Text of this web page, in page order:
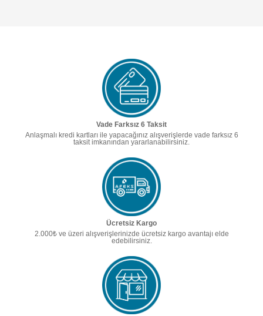
Vade Farksız 6 Taksit
Anlaşmalı kredi kartları ile yapacağınız alışverişlerde vade farksız 6
taksit imkanından yararlanabilirsiniz.
Ücretsiz Kargo
2.000₺ ve üzeri alışverişlerinizde ücretsiz kargo avantajı elde
edebilirsiniz.